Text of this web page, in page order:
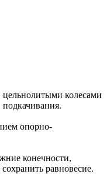
колесами
опорно-
конечности,
равновесие.